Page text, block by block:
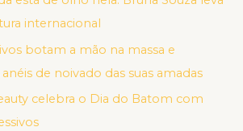
internacional
botam a mão na massa e
de noivado das suas amadas
celebra o Dia do Batom com